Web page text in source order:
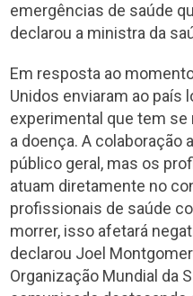
emergências de saúde
declarou a ministra da
Em resposta ao
Unidos enviaram ao país
experimental que tem
a doença. A colaboração
público geral, mas os
atuam diretamente no
profissionais de saúde
morrer, isso afetará
declarou Joel
Organização Mundial da